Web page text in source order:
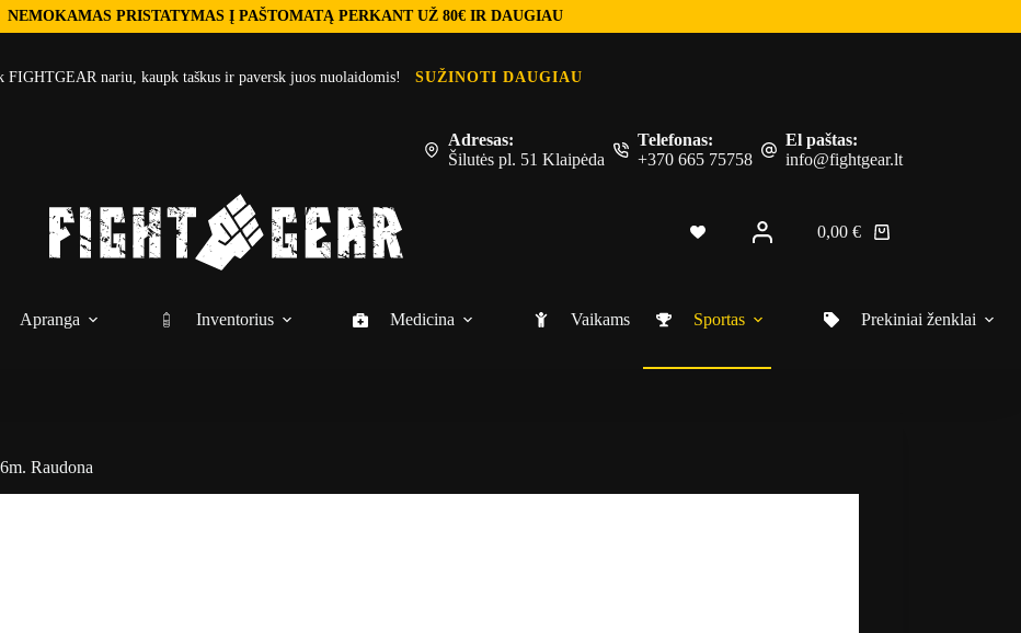
NEMOKAMAS PRISTATYMAS Į PAŠTOMATĄ PERKANT UŽ 80€ IR DAUGIAU
FIGHTGEAR nariu, kaupk taškus ir paversk juos nuolaidomis! SUŽINOTI DAUGIAU
Adresas:
Šilutės pl. 51 Klaipėda
Telefonas:
+370 665 75758
El paštas:
info@fightgear.lt
Shopping
0,00€
Apranga Inventorius Medicina Vaikams Sportas Prekiniai ženklai
Raudona